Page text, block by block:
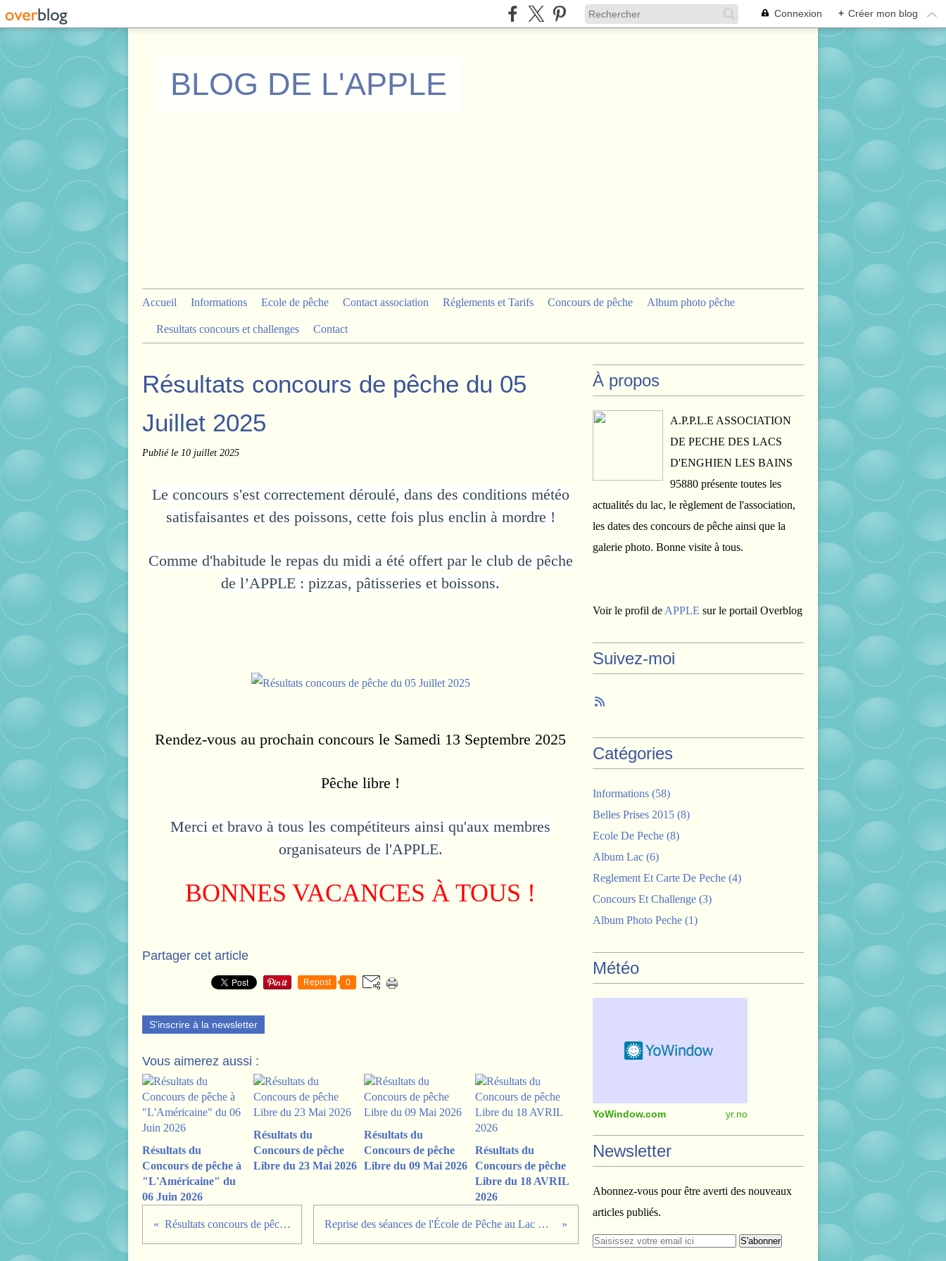
Connexion + Créer mon blog
BLOG DE L'APPLE
Accueil Informations Ecole de pêche Contact association Réglements et Tarifs Concours de pêche Album photo pêche
Resultats concours et challenges Contact
Résultats concours de pêche du 05
Juillet 2025
Publié le 10 juillet 2025
Le concours s'est correctement déroulé, dans des conditions météo
satisfaisantes et des poissons, cette fois plus enclin à mordre !
Comme d'habitude le repas du midi a été offert par le club de pêche
de l’APPLE : pizzas, pâtisseries et boissons.
Rendez-vous au prochain concours le Samedi 13 Septembre 2025
Pêche libre !
Merci et bravo à tous les compétiteurs ainsi qu'aux membres
organisateurs de l'APPLE.
BONNES VACANCES À TOUS !
Partager cet article
Repost 0
S'inscrire à la newsletter
Vous aimerez aussi :
Résultats du
Concours de pêche à
"L'Américaine" du
06 Juin 2026
Résultats du
Concours de pêche
Libre du 23 Mai 2026
Résultats du
Concours de pêche
Libre du 09 Mai 2026
Résultats du
Concours de pêche
Libre du 18 AVRIL
2026
Résultats concours de pêche du 07 Juin 2025 Reprise des séances de l'École de Pêche au Lac D'Enghien après la trêve estivale.
À propos
A.P.P.L.E ASSOCIATION
DE PECHE DES LACS
D'ENGHIEN LES BAINS
95880 présente toutes les
actualités du lac, le règlement de l'association,
les dates des concours de pêche ainsi que la
galerie photo. Bonne visite à tous.
Voir le profil de APPLE sur le portail Overblog
Suivez-moi
Catégories
Informations (58)
Belles Prises 2015 (8)
Ecole De Peche (8)
Album Lac (6)
Reglement Et Carte De Peche (4)
Concours Et Challenge (3)
Album Photo Peche (1)
Météo
YoWindow.com yr.no
Newsletter
Abonnez-vous pour être averti des nouveaux
articles publiés.